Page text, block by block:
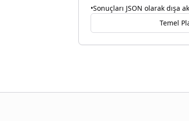
•Sonuçları JSON olarak dışa
Temel